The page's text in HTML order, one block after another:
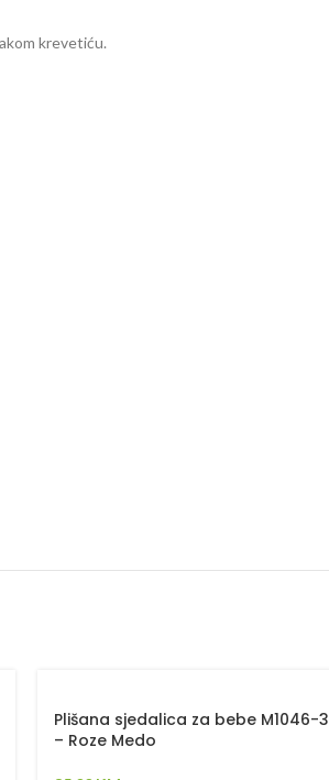
krevetiću.
Plišana sjedalica za bebe M1046-3
– Roze Medo